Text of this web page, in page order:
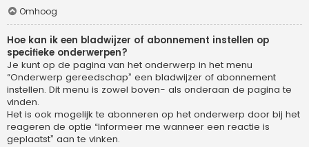
Omhoog
Hoe kan ik een bladwijzer of abonnement instellen op
specifieke onderwerpen?
Je kunt op de pagina van het onderwerp in het menu
“Onderwerp gereedschap” een bladwijzer of abonnement
instellen. Dit menu is zowel boven- als onderaan de pagina te
vinden.
Het is ook mogelijk te abonneren op het onderwerp door bij het
reageren de optie “Informeer me wanneer een reactie is
geplaatst” aan te vinken.